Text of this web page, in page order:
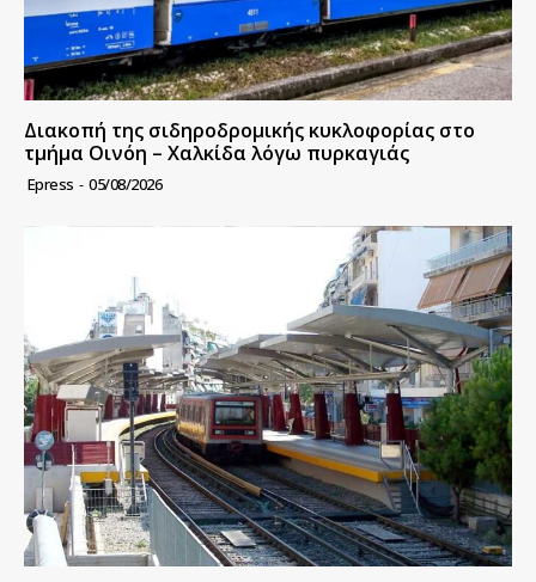
Διακοπή της σιδηροδρομικής κυκλοφορίας στο
τμήμα Οινόη – Χαλκίδα λόγω πυρκαγιάς
Epress - 05/08/2026